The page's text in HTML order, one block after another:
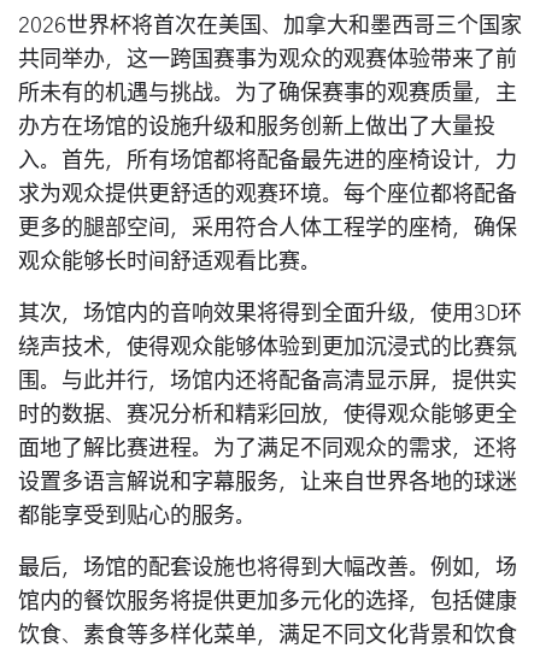
2026世界杯将首次在美国、加拿大和墨西哥三个国家
共同举办，这一跨国赛事为观众的观赛体验带来了前
所未有的机遇与挑战。为了确保赛事的观赛质量，主
办方在场馆的设施升级和服务创新上做出了大量投
入。首先，所有场馆都将配备最先进的座椅设计，力
求为观众提供更舒适的观赛环境。每个座位都将配备
更多的腿部空间，采用符合人体工程学的座椅，确保
观众能够长时间舒适观看比赛。
其次，场馆内的音响效果将得到全面升级，使用3D环
绕声技术，使得观众能够体验到更加沉浸式的比赛氛
围。与此并行，场馆内还将配备高清显示屏，提供实
时的数据、赛况分析和精彩回放，使得观众能够更全
面地了解比赛进程。为了满足不同观众的需求，还将
设置多语言解说和字幕服务，让来自世界各地的球迷
都能享受到贴心的服务。
最后，场馆的配套设施也将得到大幅改善。例如，场
馆内的餐饮服务将提供更加多元化的选择，包括健康
饮食、素食等多样化菜单，满足不同文化背景和饮食